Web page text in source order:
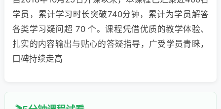
学员，累计学习时长突破740分钟，累计为学员解答
各类学习疑问超 70 个。课程凭借优质的教学体验、
扎实的内容输出与贴心的答疑指导，广受学员青睐，
口碑持续走高